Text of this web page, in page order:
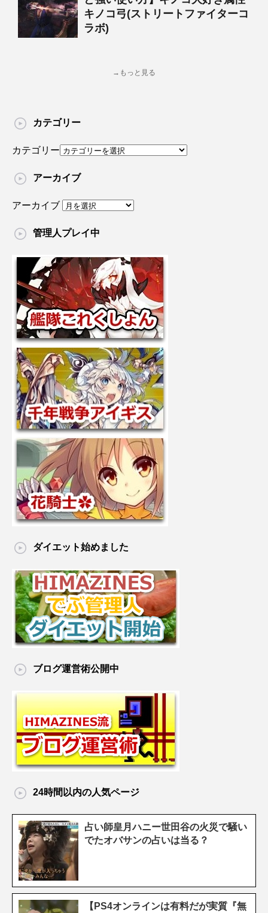
キノコ弓(ストリートファイターコ
ラボ)
→もっと見る
カテゴリー
カテゴリー
アーカイブ
アーカイブ
管理人プレイ中
ダイエット始めました
ブログ運営術公開中
24時間以内の人気ページ
占い師皇月ハニー世田谷の火災で騒い
でたオバサンの占いは当る？
【PS4オンラインは有料だが実質『無